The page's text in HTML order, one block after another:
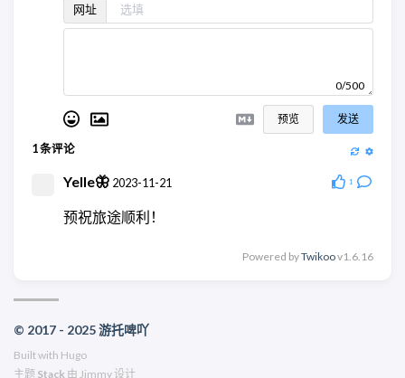
网址
0/500
预览 发送
1条评论
Yelle🦋 2023-11-21 1
预祝旅途顺利！
Powered byTwikoov1.6.16
© 2017 - 2025 游托啤吖
Built with Hugo
主题 Stack 由 Jimmy设计